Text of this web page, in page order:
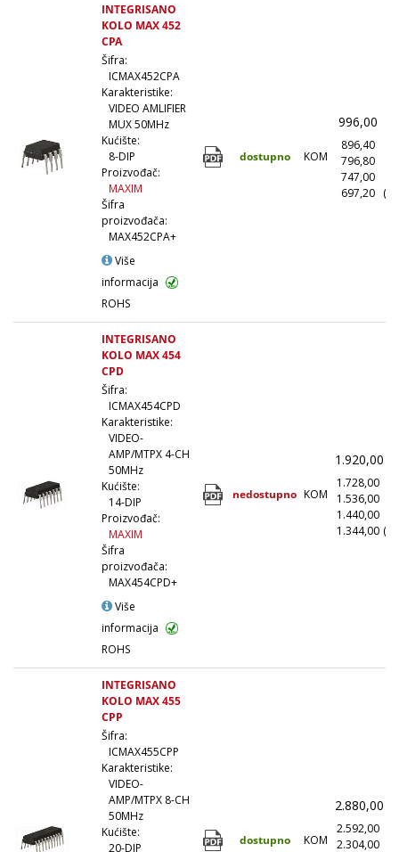
INTEGRISANO
KOLO MAX 452
CPA
Šifra:
ICMAX452CPA
Karakteristike:
VIDEO AMLIFIER
MUX 50MHz
Kućište:
8-DIP
Proizvođač:
MAXIM
Šifra
proizvođača:
MAX452CPA+
Više
informacija
ROHS
dostupno KOM
996,00
896,40
796,80
747,00
697,20
INTEGRISANO
KOLO MAX 454
CPD
Šifra:
ICMAX454CPD
Karakteristike:
VIDEO-
AMP/MTPX 4-CH
50MHz
Kućište:
14-DIP
Proizvođač:
MAXIM
Šifra
proizvođača:
MAX454CPD+
Više
informacija
ROHS
nedostupno KOM
1.920,00
1.728,00
1.536,00
1.440,00
1.344,00
INTEGRISANO
KOLO MAX 455
CPP
Šifra:
ICMAX455CPP
Karakteristike:
VIDEO-
AMP/MTPX 8-CH
50MHz
Kućište:
20-DIP
dostupno KOM
2.880,00
2.592,00
2.304,00